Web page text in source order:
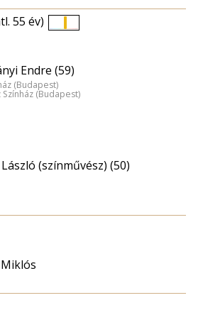
55 év)
nagyítása
Endre (59)
(Budapest)
Színház (Budapest)
(színművész) (50)